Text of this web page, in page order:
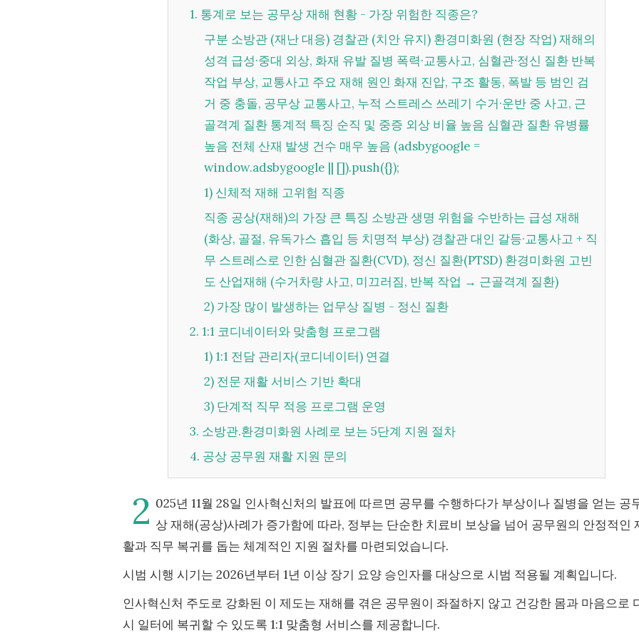
1. 통계로 보는 공무상 재해 현황 - 가장 위험한 직종은?
구분 소방관 (재난 대응) 경찰관 (치안 유지) 환경미화원 (현장 작업) 재해의
성격 급성·중대 외상, 화재 유발 질병 폭력·교통사고, 심혈관·정신 질환 반복
작업 부상, 교통사고 주요 재해 원인 화재 진압, 구조 활동, 폭발 등 범인 검
거 중 충돌, 공무상 교통사고, 누적 스트레스 쓰레기 수거·운반 중 사고, 근
골격계 질환 통계적 특징 순직 및 중증 외상 비율 높음 심혈관 질환 유병률
높음 전체 산재 발생 건수 매우 높음 (adsbygoogle =
window.adsbygoogle || []).push({});
1) 신체적 재해 고위험 직종
직종 공상(재해)의 가장 큰 특징 소방관 생명 위험을 수반하는 급성 재해
(화상, 골절, 유독가스 흡입 등 치명적 부상) 경찰관 대인 갈등·교통사고 + 직
무 스트레스로 인한 심혈관 질환(CVD), 정신 질환(PTSD) 환경미화원 고빈
도 산업재해 (수거차량 사고, 미끄러짐, 반복 작업 → 근골격계 질환)
2) 가장 많이 발생하는 업무상 질병 - 정신 질환
2. 1:1 코디네이터와 맞춤형 프로그램
1) 1:1 전담 관리자(코디네이터) 연결
2) 전문 재활 서비스 기반 확대
3) 단계적 직무 적응 프로그램 운영
3. 소방관.환경미화원 사례로 보는 5단계 지원 절차
4. 공상 공무원 재활 지원 문의
2 025년 11월 28일 인사혁신처의 발표에 따르면 공무를 수행하다가 부상이나 질병을 얻는 공
상 재해(공상)사례가 증가함에 따라, 정부는 단순한 치료비 보상을 넘어 공무원의 안정적인
활과 직무 복귀를 돕는 체계적인 지원 절차를 마련되었습니다.
시범 시행 시기는 2026년부터 1년 이상 장기 요양 승인자를 대상으로 시범 적용될 계획입니다.
인사혁신처 주도로 강화된 이 제도는 재해를 겪은 공무원이 좌절하지 않고 건강한 몸과 마음으로
시 일터에 복귀할 수 있도록 1:1 맞춤형 서비스를 제공합니다.